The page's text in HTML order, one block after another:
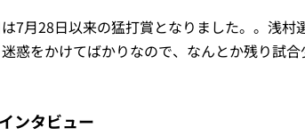
7月28日以来の猛打賞となりました。。浅村
惑をかけてばかりなので、なんとか残り試
ンタビュー